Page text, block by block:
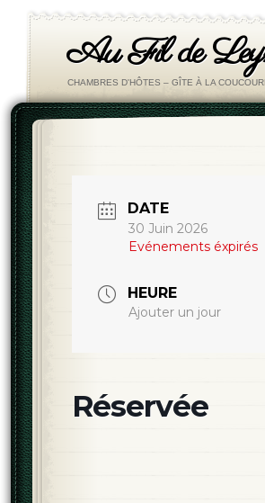
Au Fil de
CHAMBRES D'HÔTES – GÎTE À LA
DATE
30 Juin 2026
Evénements éxpirés
HEURE
Ajouter un jour
Réservée